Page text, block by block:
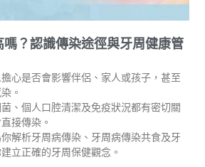
？認識傳染途徑與牙周健康管
心是否會影響伴侶、家人或孩子，甚至
。
、個人口腔清潔及免疫狀況都有密切關
接傳染。
解析牙周病傳染、牙周病傳染共食及牙
立正確的牙周保健觀念。